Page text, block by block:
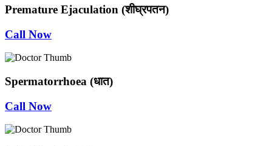
Premature Ejaculation (शीघ्रपतन)
Call Now
Spermatorrhoea (धात)
Call Now